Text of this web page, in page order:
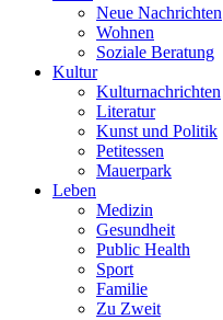
Neue Nachrichten
Wohnen
Soziale Beratung
Kultur
Kulturnachrichten
Literatur
Kunst und Politik
Petitessen
Mauerpark
Leben
Medizin
Gesundheit
Public Health
Sport
Familie
Zu Zweit